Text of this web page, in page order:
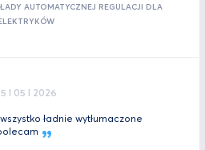
AUTOMATYCZNEJ REGULACJI DLA
I 05 I 2026
ładnie wytłumaczone